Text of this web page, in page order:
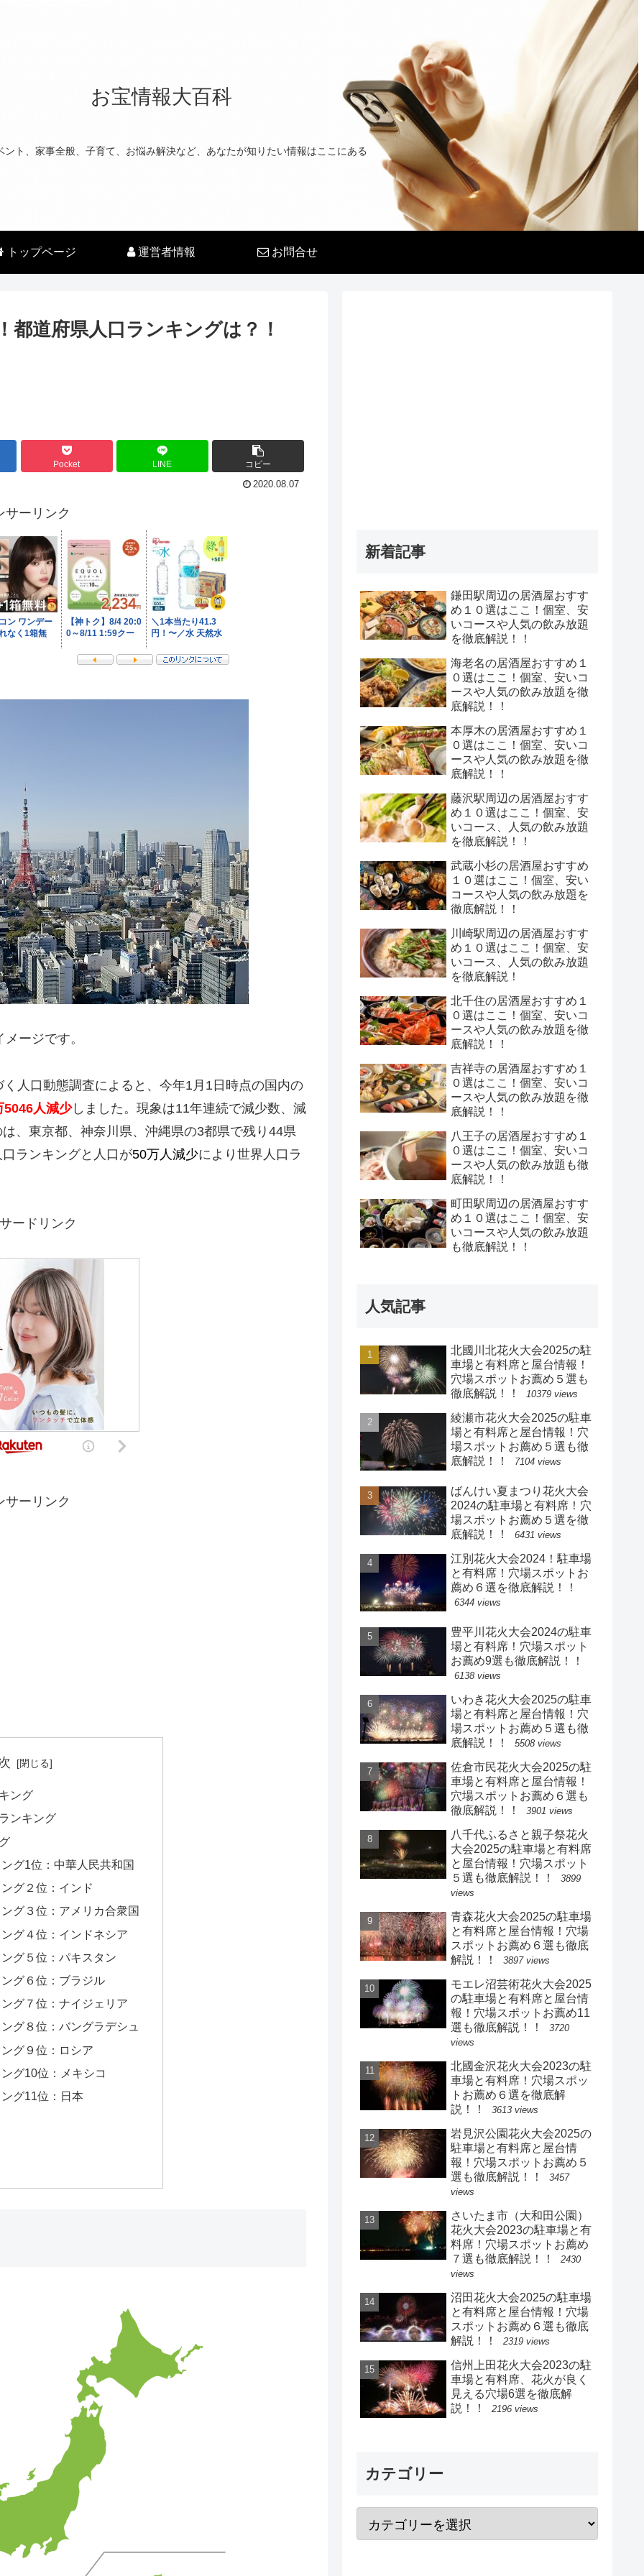
お宝情報大百科
ント、家事全般、子育て、お悩み解決など、あなたが知りたい情報はここにある
トップページ 運営者情報 お問合せ
都道府県人口ランキングは？！
Pocket LINE コピー
2020.08.07
サーリンク
ージです。
人口動態調査によると、今年1月1日時点の国内の
5046人減少しました。現象は11年連続で減少数、減
、東京都、神奈川県、沖縄県の3都県で残り44県
ランキングと人口が50万人減少により世界人口ラ
ードリンク
サーリンク
ング
ンキング
グ1位：中華人民共和国
グ２位：インド
グ３位：アメリカ合衆国
グ４位：インドネシア
グ５位：パキスタン
グ６位：ブラジル
グ７位：ナイジェリア
グ８位：バングラデシュ
グ９位：ロシア
グ10位：メキシコ
グ11位：日本
新着記事
鎌田駅周辺の居酒屋おすす
め１０選はここ！個室、安
いコースや人気の飲み放題
を徹底解説！！
海老名の居酒屋おすすめ１
０選はここ！個室、安いコ
ースや人気の飲み放題を徹
底解説！！
本厚木の居酒屋おすすめ１
０選はここ！個室、安いコ
ースや人気の飲み放題を徹
底解説！！
藤沢駅周辺の居酒屋おすす
め１０選はここ！個室、安
いコース、人気の飲み放題
を徹底解説！！
武蔵小杉の居酒屋おすすめ
１０選はここ！個室、安い
コースや人気の飲み放題を
徹底解説！！
川崎駅周辺の居酒屋おすす
め１０選はここ！個室、安
いコース、人気の飲み放題
を徹底解説！
北千住の居酒屋おすすめ１
０選はここ！個室、安いコ
ースや人気の飲み放題を徹
底解説！！
吉祥寺の居酒屋おすすめ１
０選はここ！個室、安いコ
ースや人気の飲み放題を徹
底解説！！
八王子の居酒屋おすすめ１
０選はここ！個室、安いコ
ースや人気の飲み放題も徹
底解説！！
町田駅周辺の居酒屋おすす
め１０選はここ！個室、安
いコースや人気の飲み放題
も徹底解説！！
人気記事
北國川北花火大会2025の駐
車場と有料席と屋台情報！
穴場スポットお薦め５選も
徹底解説！！
10379 views
綾瀬市花火大会2025の駐車
場と有料席と屋台情報！穴
場スポットお薦め５選も徹
底解説！！
7104 views
ばんけい夏まつり花火大会
2024の駐車場と有料席！穴
場スポットお薦め５選を徹
底解説！！
6431 views
江別花火大会2024！駐車場
と有料席！穴場スポットお
薦め６選を徹底解説！！
6344 views
豊平川花火大会2024の駐車
場と有料席！穴場スポット
お薦め9選も徹底解説！！
6138 views
いわき花火大会2025の駐車
場と有料席と屋台情報！穴
場スポットお薦め５選も徹
底解説！！
5508 views
佐倉市民花火大会2025の駐
車場と有料席と屋台情報！
穴場スポットお薦め６選も
徹底解説！！
3901 views
八千代ふるさと親子祭花火
大会2025の駐車場と有料席
と屋台情報！穴場スポット
５選も徹底解説！！
3899
views
青森花火大会2025の駐車場
と有料席と屋台情報！穴場
スポットお薦め６選も徹底
解説！！
3897 views
モエレ沼芸術花火大会2025
の駐車場と有料席と屋台情
報！穴場スポットお薦め11
選も徹底解説！！
3720
views
北國金沢花火大会2023の駐
車場と有料席！穴場スポッ
トお薦め６選を徹底解
説！！
3613 views
岩見沢公園花火大会2025の
駐車場と有料席と屋台情
報！穴場スポットお薦め５
選も徹底解説！！
3457
views
さいたま市（大和田公園）
花火大会2023の駐車場と有
料席！穴場スポットお薦め
７選も徹底解説！！
2430
views
沼田花火大会2025の駐車場
と有料席と屋台情報！穴場
スポットお薦め６選も徹底
解説！！
2319 views
信州上田花火大会2023の駐
車場と有料席、花火が良く
見える穴場6選を徹底解
説！！
2196 views
カテゴリー